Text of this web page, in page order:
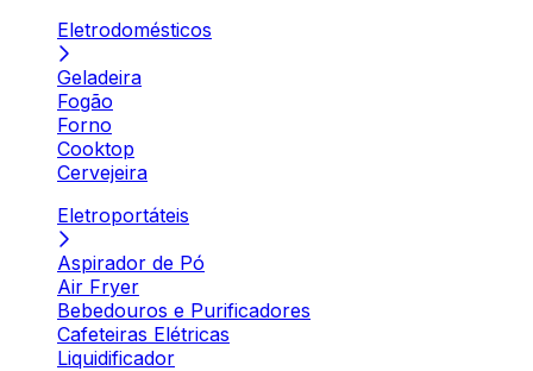
Eletrodomésticos
Geladeira
Fogão
Forno
Cooktop
Cervejeira
Eletroportáteis
Aspirador de Pó
Air Fryer
Bebedouros e Purificadores
Cafeteiras Elétricas
Liquidificador